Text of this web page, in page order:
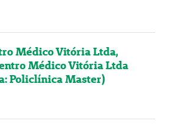
Médico Vitória Ltda,
Médico Vitória Ltda
Policlínica Master)